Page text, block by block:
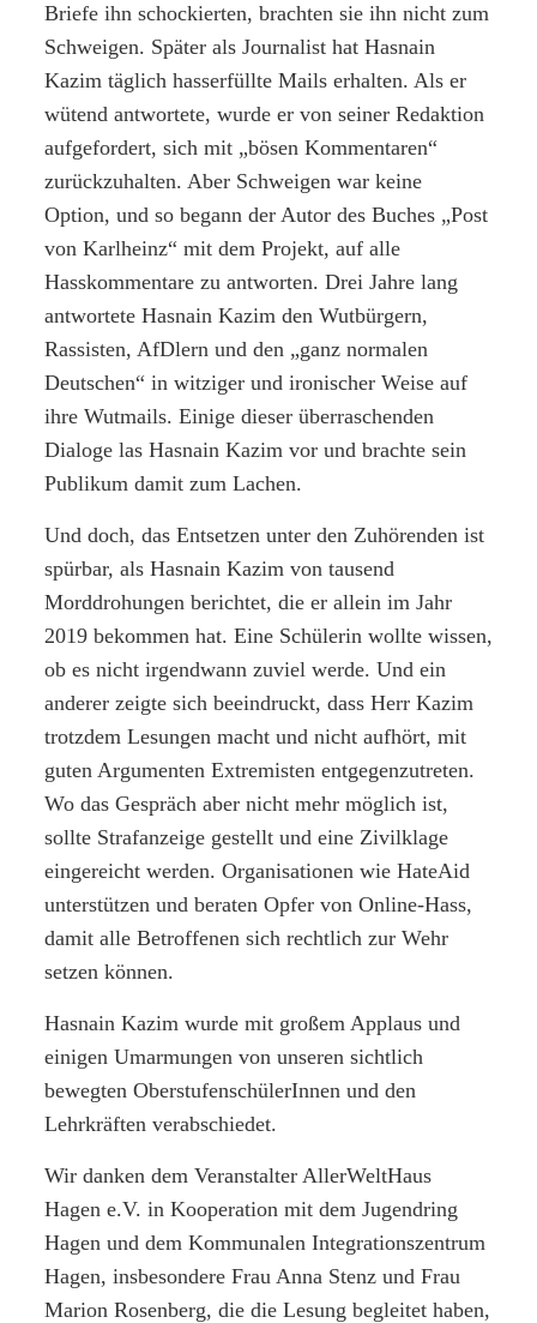
Briefe ihn schockierten, brachten sie ihn nicht zum
Schweigen. Später als Journalist hat Hasnain
Kazim täglich hasserfüllte Mails erhalten. Als er
wütend antwortete, wurde er von seiner Redaktion
aufgefordert, sich mit „bösen Kommentaren“
zurückzuhalten. Aber Schweigen war keine
Option, und so begann der Autor des Buches „Post
von Karlheinz“ mit dem Projekt, auf alle
Hasskommentare zu antworten. Drei Jahre lang
antwortete Hasnain Kazim den Wutbürgern,
Rassisten, AfDlern und den „ganz normalen
Deutschen“ in witziger und ironischer Weise auf
ihre Wutmails. Einige dieser überraschenden
Dialoge las Hasnain Kazim vor und brachte sein
Publikum damit zum Lachen.
Und doch, das Entsetzen unter den Zuhörenden ist
spürbar, als Hasnain Kazim von tausend
Morddrohungen berichtet, die er allein im Jahr
2019 bekommen hat. Eine Schülerin wollte wissen,
ob es nicht irgendwann zuviel werde. Und ein
anderer zeigte sich beeindruckt, dass Herr Kazim
trotzdem Lesungen macht und nicht aufhört, mit
guten Argumenten Extremisten entgegenzutreten.
Wo das Gespräch aber nicht mehr möglich ist,
sollte Strafanzeige gestellt und eine Zivilklage
eingereicht werden. Organisationen wie HateAid
unterstützen und beraten Opfer von Online-Hass,
damit alle Betroffenen sich rechtlich zur Wehr
setzen können.
Hasnain Kazim wurde mit großem Applaus und
einigen Umarmungen von unseren sichtlich
bewegten OberstufenschülerInnen und den
Lehrkräften verabschiedet.
Wir danken dem Veranstalter AllerWeltHaus
Hagen e.V. in Kooperation mit dem Jugendring
Hagen und dem Kommunalen Integrationszentrum
Hagen, insbesondere Frau Anna Stenz und Frau
Marion Rosenberg, die die Lesung begleitet haben,